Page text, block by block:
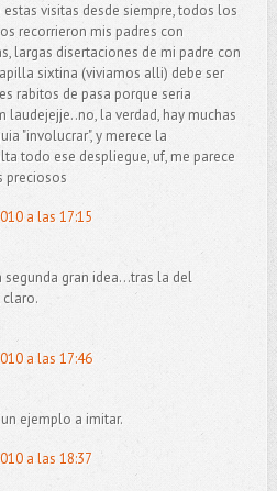
visitas desde siempre, todos los
recorrieron mis padres con
largas disertaciones de mi padre con
sixtina (viviamos alli) debe ser
rabitos de pasa porque seria
laudejejje..no, la verdad, hay muchas
"involucrar", y merece la
todo ese despliegue, uf, me parece
preciosos
a las 17:15
segunda gran idea...tras la del
claro.
a las 17:46
ejemplo a imitar.
a las 18:37